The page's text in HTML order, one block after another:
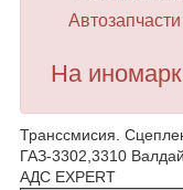
На
Транссмисия.
ГАЗ-3302,3310
АДС EXPERT